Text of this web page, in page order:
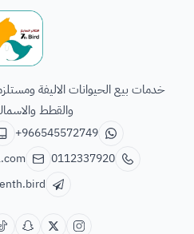
خدمات بيع الحيوانات الاليفة
والقطط
+966545572749
0112337920